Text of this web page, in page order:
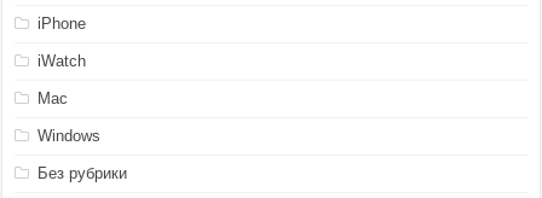
iPhone
iWatch
Mac
Windows
Без рубрики